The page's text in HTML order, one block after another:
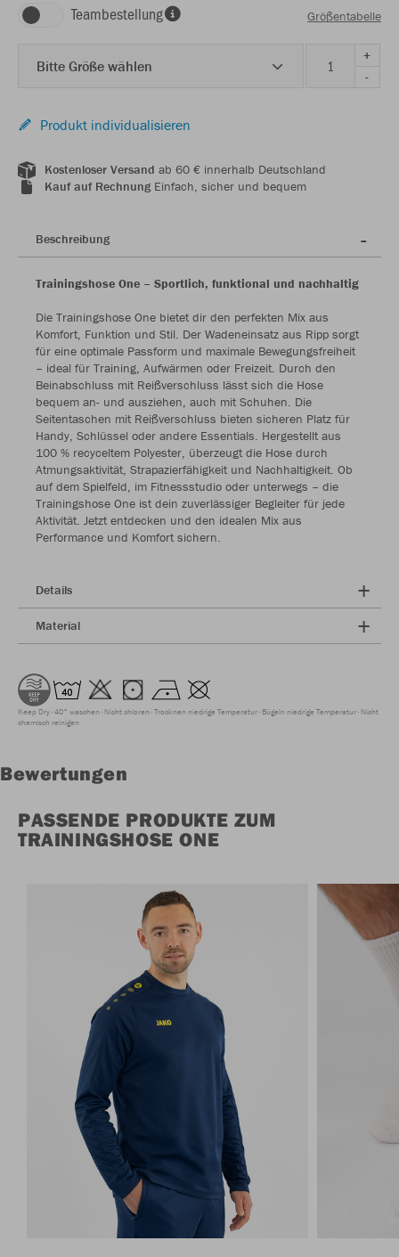
Teambestellung Größentabelle
Bitte Größe wählen
+
-
Produkt individualisieren
Kostenloser Versand ab 60 € innerhalb Deutschland
Kauf auf RechnungEinfach, sicher und bequem
Beschreibung
Trainingshose One – Sportlich, funktional und nachhaltig
Die Trainingshose One bietet dir den perfekten Mix aus
Komfort, Funktion und Stil. Der Wadeneinsatz aus Ripp sorgt
für eine optimale Passform und maximale Bewegungsfreiheit
– ideal für Training, Aufwärmen oder Freizeit. Durch den
Beinabschluss mit Reißverschluss lässt sich die Hose
bequem an- und ausziehen, auch mit Schuhen. Die
Seitentaschen mit Reißverschluss bieten sicheren Platz für
Handy, Schlüssel oder andere Essentials. Hergestellt aus
100 % recyceltem Polyester, überzeugt die Hose durch
Atmungsaktivität, Strapazierfähigkeit und Nachhaltigkeit. Ob
auf dem Spielfeld, im Fitnessstudio oder unterwegs – die
Trainingshose One ist dein zuverlässiger Begleiter für jede
Aktivität. Jetzt entdecken und den idealen Mix aus
Performance und Komfort sichern.
Details
Material
Keep Dry 40° waschen Nicht chloren Trocknen niedrige Temperatur Bügeln niedrige Temperatur Nicht
chemisch reinigen
Bewertungen
PASSENDE PRODUKTE ZUM
TRAININGSHOSE ONE